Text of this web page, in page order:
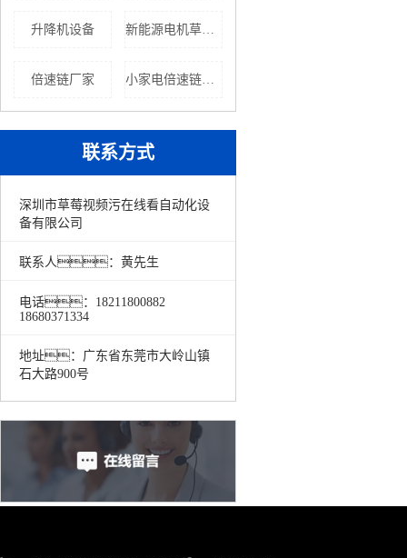
升降机设备
倍速链厂家
联系方式
深圳市草莓视频污在线看自动化设
备有限公司
联系人：黄先生
电话：18211800882
18680371334
地址：广东省东莞市大岭山镇
石大路900号